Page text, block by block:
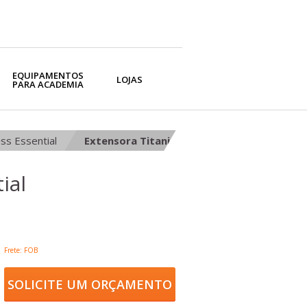
EQUIPAMENTOS
PARA ACADEMIA LOJAS
Essential Extensora Titanium Fitness Essential
Frete: FOB
SOLICITE UM ORÇAMENTO